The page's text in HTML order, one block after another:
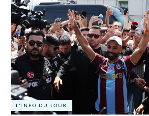
L'INFO DU JOUR